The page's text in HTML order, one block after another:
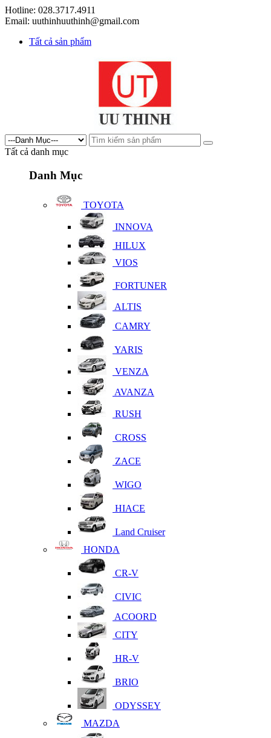
Hotline: 028.3717.4911
Email: uuthinhuuthinh@gmail.com
Tất cả sản phẩm
Tất cả danh mục
Danh Mục
TOYOTA
INNOVA
HILUX
VIOS
FORTUNER
ALTIS
CAMRY
YARIS
VENZA
AVANZA
RUSH
CROSS
ZACE
WIGO
HIACE
Land Cruiser
HONDA
CR-V
CIVIC
ACOORD
CITY
HR-V
BRIO
ODYSSEY
MAZDA